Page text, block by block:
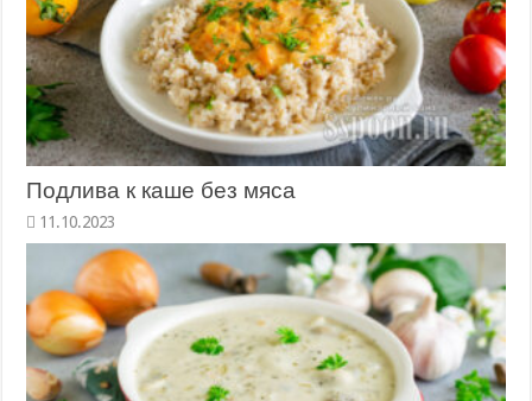
Подлива к каше без мяса